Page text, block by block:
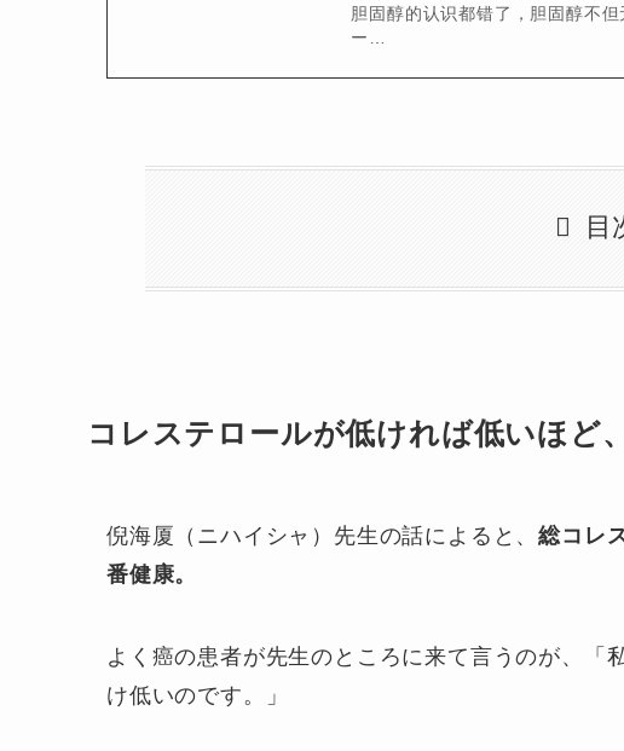
胆固醇的认识都错了，胆固醇不
ー…
目
コレステロールが低ければ低いほど
倪海厦（ニハイシャ）先生の話によると、総コレ
番健康。
よく癌の患者が先生のところに来て言うのが、「
け低いのです。」